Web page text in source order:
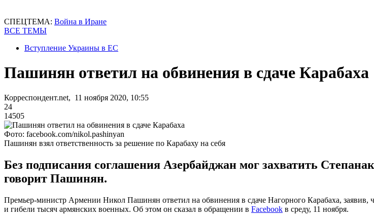
СПЕЦТЕМА: Война в Иране
ВСЕ ТЕМЫ
Вступление Украины в ЕС
Пашинян ответил на обвинения в сдаче Карабаха
Корреспондент.net, 11 ноября 2020, 10:55
24
14505
Фото: facebook.com/nikol.pashinyan
Пашинян взял ответственность за решение по Карабаху на себя
Без подписания соглашения Азербайджан мог захватить
говорит Пашинян.
Премьер-министр Армении Никол Пашинян ответил на обвинения в сдаче Нагорного Карабаха,
и гибели тысяч армянских военных. Об этом он сказал в обращении в Facebook в среду, 11 ноября.